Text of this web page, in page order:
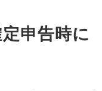
申告時に